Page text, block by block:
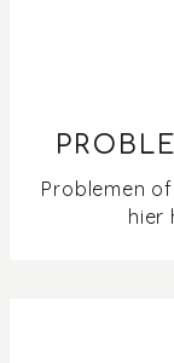
Problemen
hier